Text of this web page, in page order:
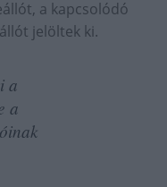
a kapcsolódó
jelöltek ki.
a
a